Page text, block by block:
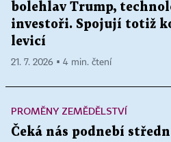
bolehlav Trump,
investoři. Spojují totiž
levicí
21. 7. 2026 ▪ 4 min. čtení
PROMĚNY ZEMĚDĚLSTVÍ
Čeká nás podnebí